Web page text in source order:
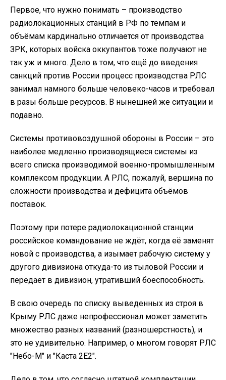
Первое, что нужно понимать – производство
радиолокационных станций в РФ по темпам и
объёмам кардинально отличается от производства
ЗРК, которых войска оккупантов тоже получают не
так уж и много. Дело в том, что ещё до введения
санкций против России процесс производства РЛС
занимал намного больше человеко-часов и требовал
в разы больше ресурсов. В нынешней же ситуации и
подавно.
Системы противовоздушной обороны в России – это
наиболее медленно производящиеся системы из
всего списка производимой военно-промышленным
комплексом продукции. А РЛС, пожалуй, вершина по
сложности производства и дефицита объёмов
поставок.
Поэтому при потере радиолокационной станции
российское командование не ждёт, когда её заменят
новой с производства, а изымает рабочую систему у
другого дивизиона откуда-то из тыловой России и
передает в дивизион, утративший боеспособность.
В свою очередь по списку выведенных из строя в
Крыму РЛС даже непрофессионал может заметить
множество разных названий (разношерстность), и
это не удивительно. Например, о многом говорят РЛС
"Небо-М" и "Каста 2Е2".